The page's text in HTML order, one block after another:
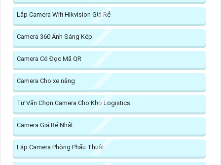
Lắp Camera Wifi Hikvision Giá Rẻ
Camera 360 Ánh Sáng Kép
Camera Có Đọc Mã QR
Camera Cho xe nâng
Tư Vấn Chọn Camera Cho Kho Logistics
Camera Giá Rẻ Nhất
Lắp Camera Phòng Phẩu Thuật